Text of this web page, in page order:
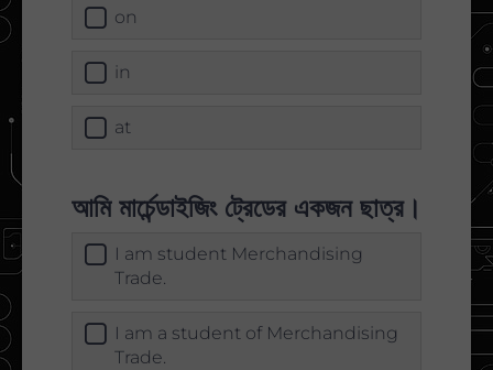
on
in
at
আমি মার্চেন্ডাইজিং ট্রেডের একজন ছাত্র।
I am student Merchandising
Trade.
I am a student of Merchandising
Trade.